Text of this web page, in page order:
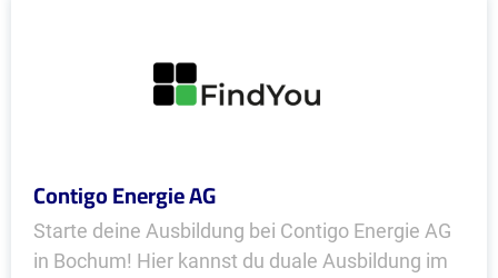
Contigo Energie AG
Starte deine Ausbildung bei Contigo Energie AG
in Bochum! Hier kannst du duale Ausbildung im